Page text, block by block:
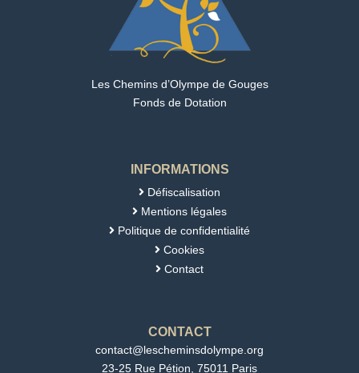
Les Chemins d’Olympe de Gouges
Fonds de Dotation
INFORMATIONS
 Défiscalisation
 Mentions légales
 Politique de confidentialité
 Cookies
 Contact
CONTACT
contact@lescheminsdolympe.org
23-25 Rue Pétion, 75011 Paris